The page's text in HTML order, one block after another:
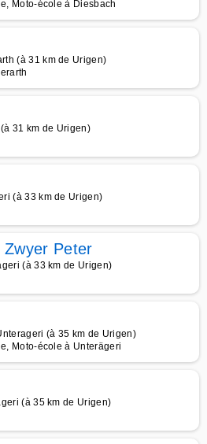
Moto-école à Diesbach
(à 31 km de Urigen)
31 km de Urigen)
(à 33 km de Urigen)
Peter
(à 33 km de Urigen)
(à 35 km de Urigen)
Moto-école à Unterägeri
(à 35 km de Urigen)